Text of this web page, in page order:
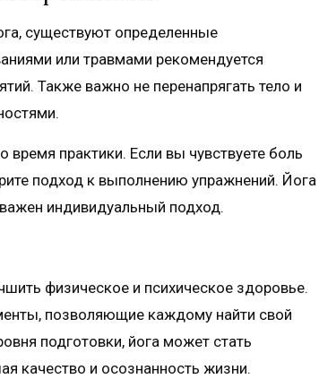
существуют определенные
или травмами рекомендуется
Также важно не перенапрягать тело и
практики. Если вы чувствуете боль
подход к выполнению упражнений. Йога
индивидуальный подход.
физическое и психическое здоровье.
позволяющие каждому найти свой
подготовки, йога может стать
качество и осознанность жизни.